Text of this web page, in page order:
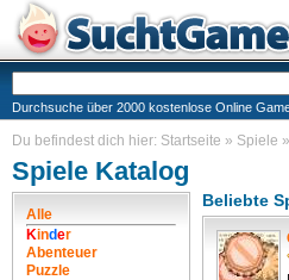
Durchsuche über 2000 kostenlose Online
Du befindest dich hier: Startseite » Spiele »
Spiele Katalog
Alle
Kinder
Abenteuer
Puzzle
Beliebte